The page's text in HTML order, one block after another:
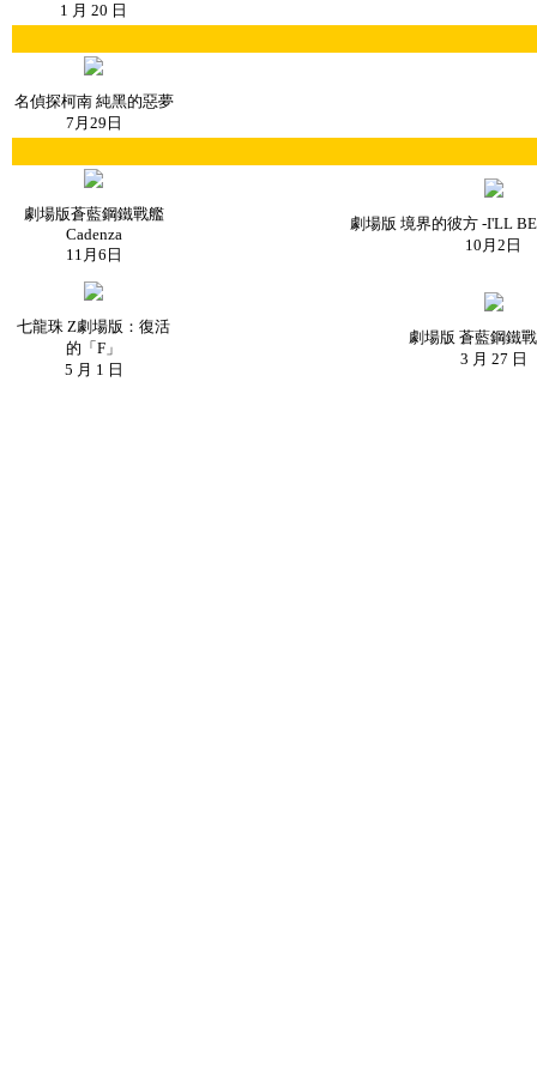
1 月 20 日
名偵探柯南 純黑的惡夢
7月29日
劇場版蒼藍鋼鐵戰艦
Cadenza
11月6日
劇場版 境界的彼方 -I'LL
10月2日
七龍珠 Z劇場版：復活
的「F」
5 月 1 日
劇場版 蒼藍鋼鐵
3 月 27 日